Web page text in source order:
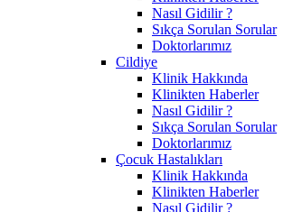
Nasıl Gidilir ?
Sıkça Sorulan Sorular
Doktorlarımız
Cildiye
Klinik Hakkında
Klinikten Haberler
Nasıl Gidilir ?
Sıkça Sorulan Sorular
Doktorlarımız
Çocuk Hastalıkları
Klinik Hakkında
Klinikten Haberler
Nasıl Gidilir ?